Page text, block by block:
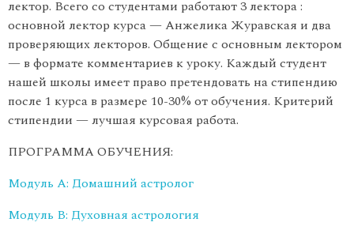
лектор. Всего со студентами работают 3 лектора :
основной лектор курса — Анжелика Журавская и два
проверяющих лекторов. Общение с основным лектором
— в формате комментариев к уроку. Каждый студент
нашей школы имеет право претендовать на стипендию
после 1 курса в размере 10-30% от обучения. Критерий
стипендии — лучшая курсовая работа.
ПРОГРАММА ОБУЧЕНИЯ:
Модуль А: Домашний астролог
Модуль В: Духовная астрология